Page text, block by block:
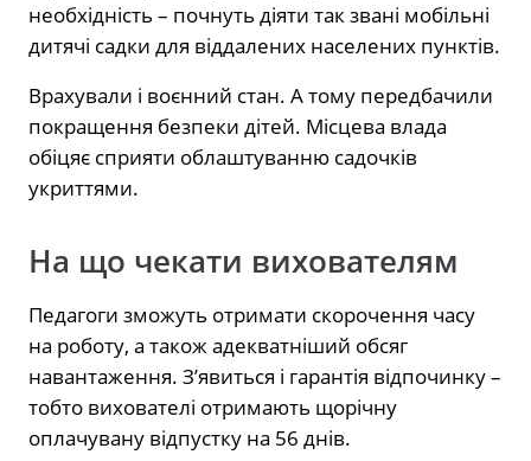
необхідність – почнуть діяти так звані мобільні
дитячі садки для віддалених населених пунктів.
Врахували і воєнний стан. А тому передбачили
покращення безпеки дітей. Місцева влада
обіцяє сприяти облаштуванню садочків
укриттями.
На що чекати вихователям
Педагоги зможуть отримати скорочення часу
на роботу, а також адекватніший обсяг
навантаження. З’явиться і гарантія відпочинку –
тобто вихователі отримають щорічну
оплачувану відпустку на 56 днів.